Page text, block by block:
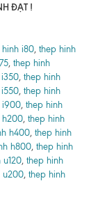
ĐẠT !
hinh i80, thep hinh
, thep hinh
, thep hinh
, thep hinh
i900, thep hinh
h200, thep hinh
h400, thep hinh
h800, thep hinh
u120, thep hinh
u200, thep hinh